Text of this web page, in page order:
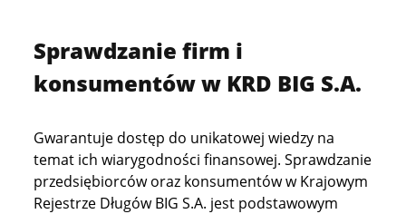
Sprawdzanie firm i
konsumentów w KRD BIG S.A.
Gwarantuje dostęp do unikatowej wiedzy na
temat ich wiarygodności finansowej. Sprawdzanie
przedsiębiorców oraz konsumentów w Krajowym
Rejestrze Długów BIG S.A. jest podstawowym